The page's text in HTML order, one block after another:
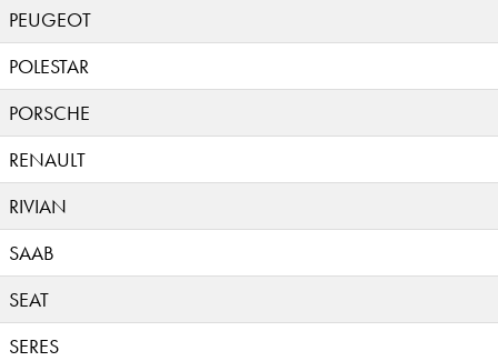
PEUGEOT
POLESTAR
PORSCHE
RENAULT
RIVIAN
SAAB
SEAT
SERES